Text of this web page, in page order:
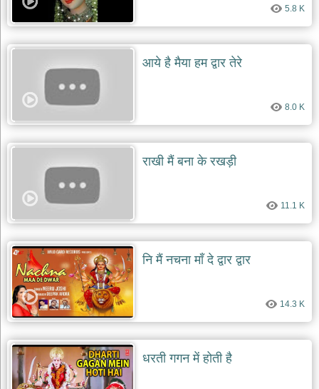
5.8 K
आये है मैया हम द्वार तेरे
8.0 K
राखी मैं बना के रखड़ी
11.1 K
नि मैं नचना माँ दे द्वार द्वार
14.3 K
धरती गगन में होती है